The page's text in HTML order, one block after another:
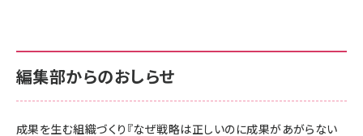
￥880
anan(アンアン)2026/06/24号 No.2500増刊
スペシャルエディション[王道エンタメの矜持／
サポート正規品 メーカー保証5年 KLMEA128G
NIMASO ガラスフィルム iPhone 17 用 保護フィ
すい ガイド枠付き いPhone17 (6.3インチ) 対応
サポート正規品 メーカー保証5年 KLMEA128G
Amazon eギフトカード - Amazonロゴ - クラ
編集部からのおしらせ
成果を生む組織づくり『なぜ戦略は正しいのに成果があがらない